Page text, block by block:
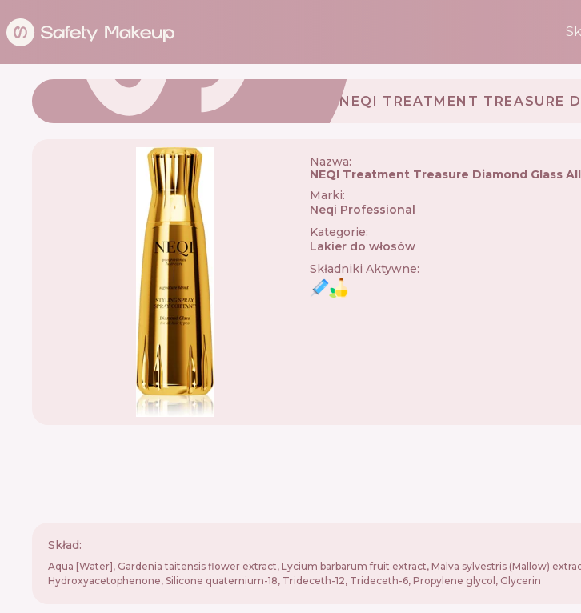
NEQI TREATMENT TREASURE
Nazwa:
NEQI Treatment Treasure Diamond Glass All
Marki:
Neqi Professional
Kategorie:
Lakier do włosów
Składniki Aktywne:
Skład:
Aqua [Water], Gardenia taitensis flower extract, Lycium barbarum fruit extract, Malva sylvestris (Mallow)
Hydroxyacetophenone, Silicone quaternium-18, Trideceth-12, Trideceth-6, Propylene glycol, Glycerin